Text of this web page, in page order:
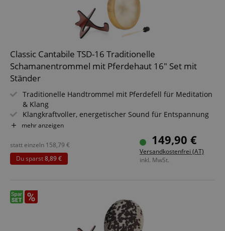
Classic Cantabile TSD-16 Traditionelle
Schamanentrommel mit Pferdehaut 16" Set mit
Ständer
Traditionelle Handtrommel mit Pferdefell für Meditation
& Klang
Klangkraftvoller, energetischer Sound für Entspannung
& Rituale
Größe: 16" (Ø 41 cm) für kräftige Basstöne & tiefe
Resonanz
Inklusive Haltevorrichtung - spiele bequem im Sitzen &
Stehen
Ideal für Klangtherapie, Meditation & spirituelle Praxis
Sparset inklusive Ständer
mehr anzeigen
149,90 €
Versandkostenfrei (AT)
inkl. MwSt.
statt einzeln 158,79 €
Du sparst8,89 €